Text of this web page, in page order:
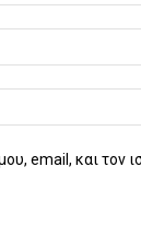
email, και τον